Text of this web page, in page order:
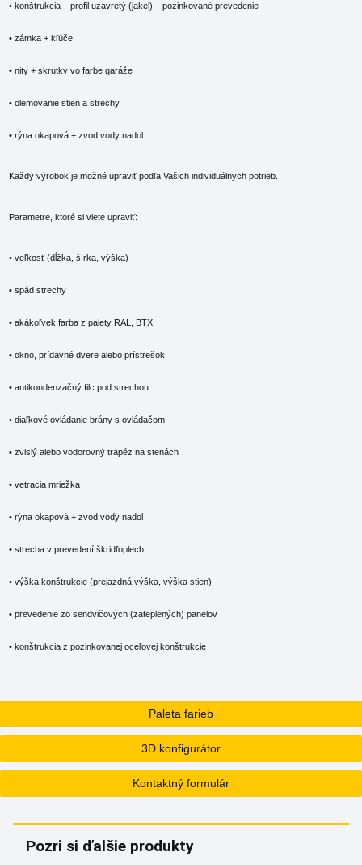
Paleta farieb
3D konfigurátor
Kontaktný formulár
• konštrukcia – profil uzavretý (jakel) – pozinkované prevedenie
• zámka + kľúče
• nity + skrutky vo farbe garáže
• olemovanie stien a strechy
• rýna okapová + zvod vody nadol
Každý výrobok je možné upraviť podľa Vašich individuálnych potrieb.
Parametre, ktoré si viete upraviť:
• veľkosť (dĺžka, šírka, výška)
• spád strechy
• akákoľvek farba z palety RAL, BTX
• okno, prídavné dvere alebo prístrešok
• antikondenzačný filc pod strechou
• diaľkové ovládanie brány s ovládačom
• zvislý alebo vodorovný trapéz na stenách
• vetracia mriežka
• rýna okapová + zvod vody nadol
• strecha v prevedení škridľoplech
• výška konštrukcie (prejazdná výška, výška stien)
• prevedenie zo sendvičových (zateplených) panelov
• konštrukcia z pozinkovanej oceľovej konštrukcie
Pozri si ďalšie produkty